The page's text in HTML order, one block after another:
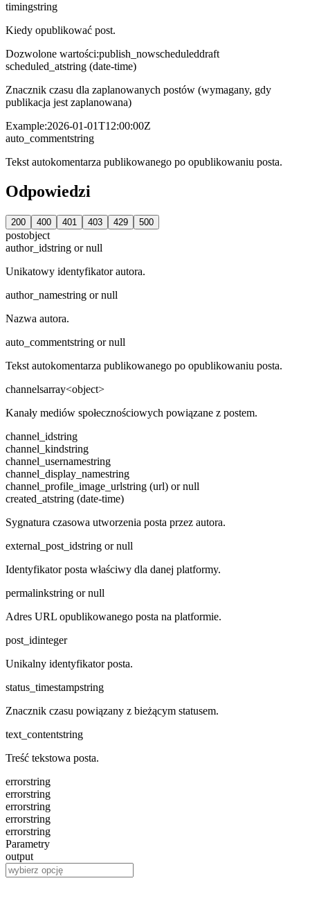
timingstring
Kiedy opublikować post.
Dozwolone wartości:publish_nowscheduleddraft
scheduled_atstring (date-time)
Znacznik czasu dla zaplanowanych postów (wymagany, gdy
publikacja jest zaplanowana)
Example:2026-01-01T12:00:00Z
auto_commentstring
Tekst autokomentarza publikowanego po opublikowaniu posta.
Odpowiedzi
200 400 401 403 429 500
postobject
author_idstring or null
Unikatowy identyfikator autora.
author_namestring or null
Nazwa autora.
auto_commentstring or null
Tekst autokomentarza publikowanego po opublikowaniu posta.
channelsarray<object>
Kanały mediów społecznościowych powiązane z postem.
channel_idstring
channel_kindstring
channel_usernamestring
channel_display_namestring
channel_profile_image_urlstring (url) or null
created_atstring (date-time)
Sygnatura czasowa utworzenia posta przez autora.
external_post_idstring or null
Identyfikator posta właściwy dla danej platformy.
permalinkstring or null
Adres URL opublikowanego posta na platformie.
post_idinteger
Unikalny identyfikator posta.
status_timestampstring
Znacznik czasu powiązany z bieżącym statusem.
text_contentstring
Treść tekstowa posta.
errorstring
errorstring
errorstring
errorstring
errorstring
Parametry
output